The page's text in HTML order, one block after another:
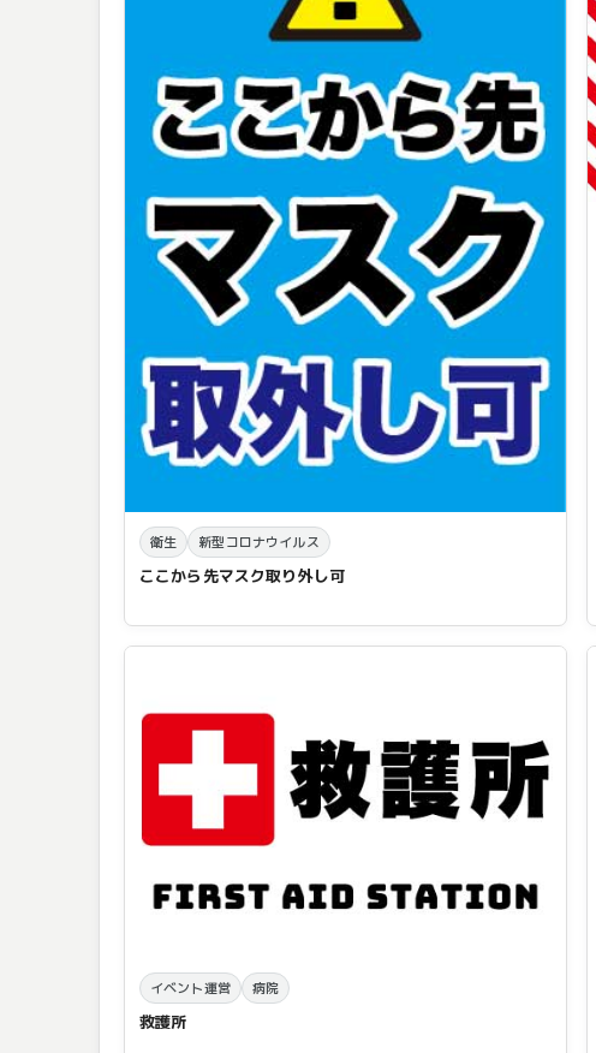
衛生 新型コロナウイルス
ここから先マスク取り外し可
イベント運営 病院
救護所